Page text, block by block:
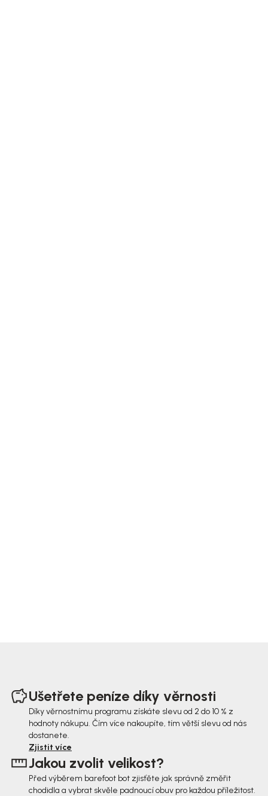
Ušetřete peníze díky věrnosti
Díky věrnostnímu programu získáte slevu od 2 do 10 % z
hodnoty nákupu. Čím více nakoupíte, tím větší slevu od nás
dostanete.
Zjistit více
Jakou zvolit velikost?
Před výběrem barefoot bot zjisťěte jak správně změřit
chodidla a vybrat skvěle padnoucí obuv pro každou příležitost.